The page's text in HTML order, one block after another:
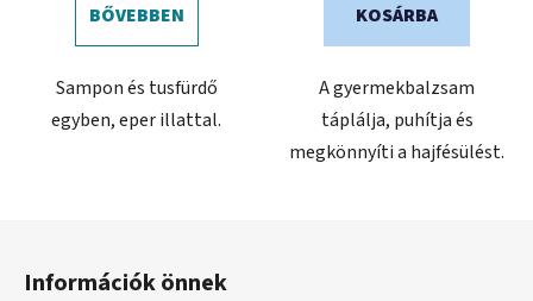
BŐVEBBEN
Sampon és tusfürdő
egyben, eper illattal.
KOSÁRBA
A gyermekbalzsam
táplálja, puhítja és
megkönnyíti a hajfésülést.
Információk önnek